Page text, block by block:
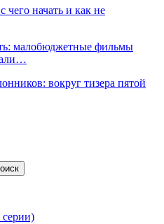
чего начать и как не
малобюджетные фильмы
вокруг тизера пятой
серии)